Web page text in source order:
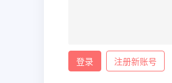
登录 注册新账号